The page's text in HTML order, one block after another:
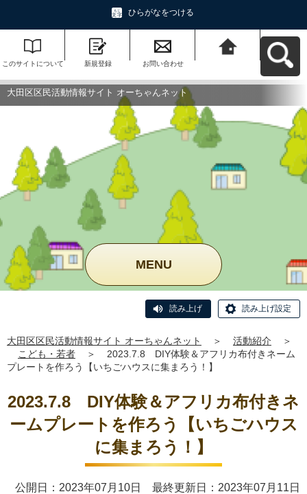
ひらがなをつける
このサイトについて 新規登録 お問い合わせ
ットへ戻る
大田区区民活動情報サイト オーちゃんネット
MENU
読み上げ 読み上げ設定
大田区区民活動情報サイト オーちゃんネット ＞ 活動紹介
＞
こども・若者
＞
2023.7.8 DIY体験＆アフリカ布付きネーム
プレートを作ろう【いちごハウスに集まろう！】
2023.7.8 DIY体験＆アフリカ布付きネ
ームプレートを作ろう【いちごハウス
に集まろう！】
公開日：2023年07月10日 最終更新日：2023年07月11日